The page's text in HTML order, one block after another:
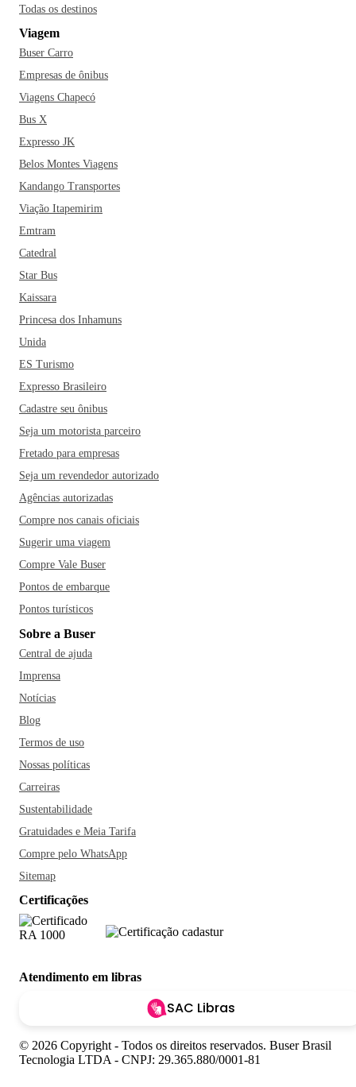
Todas os destinos
Viagem
Buser Carro
Empresas de ônibus
Viagens Chapecó
Bus X
Expresso JK
Belos Montes Viagens
Kandango Transportes
Viação Itapemirim
Emtram
Catedral
Star Bus
Kaissara
Princesa dos Inhamuns
Unida
ES Turismo
Expresso Brasileiro
Cadastre seu ônibus
Seja um motorista parceiro
Fretado para empresas
Seja um revendedor autorizado
Agências autorizadas
Compre nos canais oficiais
Sugerir uma viagem
Compre Vale Buser
Pontos de embarque
Pontos turísticos
Sobre a Buser
Central de ajuda
Imprensa
Notícias
Blog
Termos de uso
Nossas políticas
Carreiras
Sustentabilidade
Gratuidades e Meia Tarifa
Compre pelo WhatsApp
Sitemap
Certificações
Atendimento em libras
SAC Libras
© 2026 Copyright - Todos os direitos reservados. Buser Brasil
Tecnologia LTDA - CNPJ: 29.365.880/0001-81